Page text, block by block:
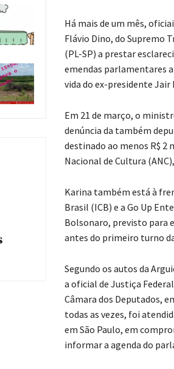
Há mais de um mês,
Flávio Dino, do Supremo
(PL-SP) a prestar
emendas parlamentares
vida do ex-presidente Jair
Em 21 de março, o
denúncia da também
destinado ao menos R$ 2
Nacional de Cultura
Karina também está à
Brasil (ICB) e a Go Up
Bolsonaro, previsto para
antes do primeiro turno
Segundo os autos da
a oficial de Justiça
Câmara dos Deputados,
todas as vezes, foi
em São Paulo, em
informar a agenda do